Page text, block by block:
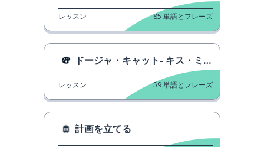
レッスン 85 単語とフレーズ
ドージャ・キャット- キス・ミー・モア）
レッスン 59単語とフレーズ
計画を立てる